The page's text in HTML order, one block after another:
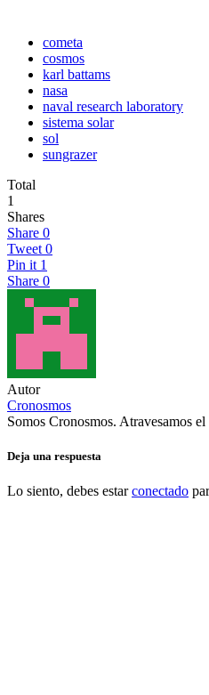
cometa
cosmos
karl battams
nasa
naval research laboratory
sistema solar
sol
sungrazer
Total
1
Shares
Share 0
Tweet 0
Pin it 1
Share 0
Autor
Cronosmos
Somos Cronosmos. Atravesamos
Deja una respuesta
Lo siento, debes estarconectado